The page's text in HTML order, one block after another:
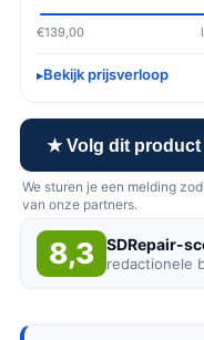
€139,00
Bekijk prijsverloop
★ Volg dit product
We sturen je een melding
van onze partners.
8,3 SDRepair-
redactionele